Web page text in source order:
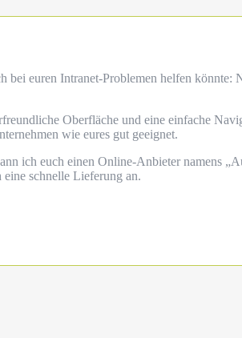
bei euren Intranet-Problemen helfen könnte:
Oberfläche und eine einfache
wie eures gut geeignet.
ich euch einen Online-Anbieter namens
schnelle Lieferung an.